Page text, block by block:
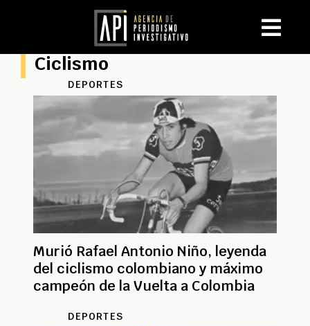
Ciclismo
DEPORTES
Murió Rafael Antonio Niño, leyenda
del ciclismo colombiano y máximo
campeón de la Vuelta a Colombia
DEPORTES